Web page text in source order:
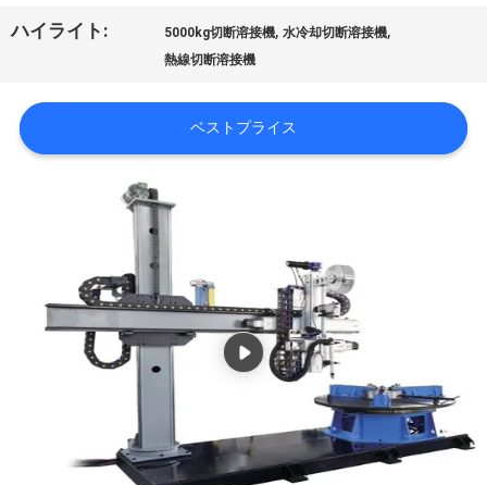
つ
い
て
ハイライト: 5000kg切断溶接機,水冷却切断溶接機,
熱線切断溶接機
ベストプライス